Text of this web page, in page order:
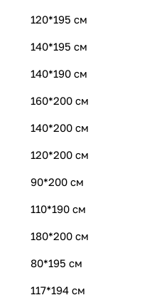
120*195 см
140*195 см
140*190 см
160*200 см
140*200 см
120*200 см
90*200 см
110*190 см
180*200 см
80*195 см
117*194 см